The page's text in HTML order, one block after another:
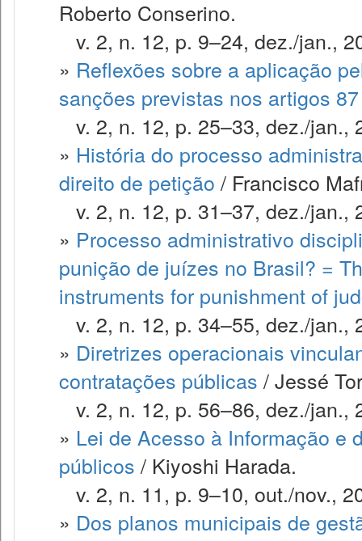
Roberto Conserino.
v. 2, n. 12, p. 9–24, dez./jan.,
» Reflexões sobre a aplicação
sanções previstas nos artigos
v. 2, n. 12, p. 25–33, dez./jan.,
» História do processo
direito de petição / Francisco
v. 2, n. 12, p. 31–37, dez./jan.,
» Processo administrativo
punição de juízes no Brasil? =
instruments for punishment of
v. 2, n. 12, p. 34–55, dez./jan.,
» Diretrizes operacionais
contratações públicas / Jessé
v. 2, n. 12, p. 56–86, dez./jan.,
» Lei de Acesso à Informação e
públicos / Kiyoshi Harada.
v. 2, n. 11, p. 9–10, out./nov.,
» Dos planos municipais de